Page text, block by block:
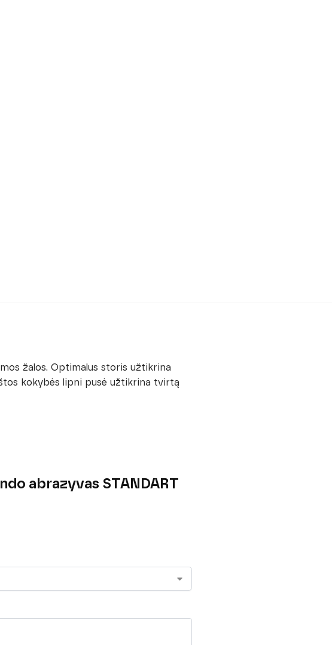
žalos. Optimalus storis užtikrina
kokybės lipni pusė užtikrina tvirtą
abrazyvas STANDART